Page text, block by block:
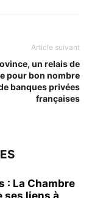
Article suivant
un relais de
pour bon nombre
banques privées
françaises
: La Chambre
ses liens à